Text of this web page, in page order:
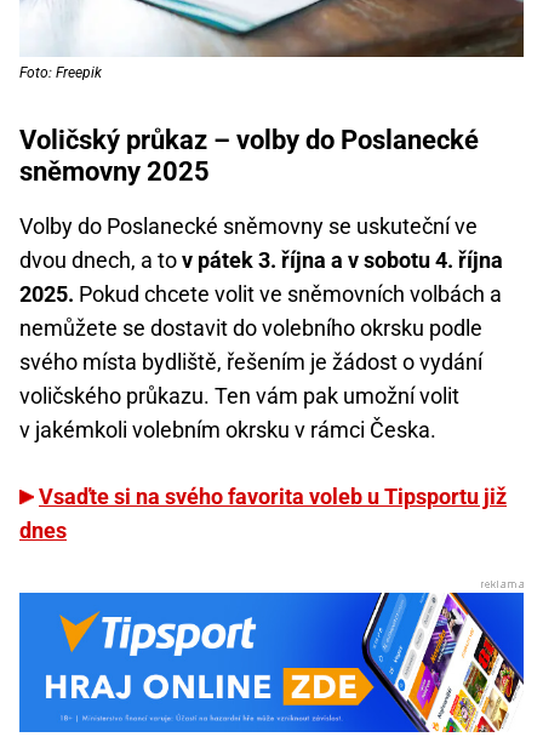
Foto: Freepik
Voličský průkaz – volby do Poslanecké
sněmovny 2025
Volby do Poslanecké sněmovny se uskuteční ve
dvou dnech, a tov pátek 3. října a v sobotu 4. října
2025. Pokud chcete volit ve sněmovních volbách a
nemůžete se dostavit do volebního okrsku podle
svého místa bydliště, řešením je žádost o vydání
voličského průkazu. Ten vám pak umožní volit
v jakémkoli volebním okrsku v rámci Česka.
Vsaďte si na svého favorita voleb u Tipsportu již
dnes